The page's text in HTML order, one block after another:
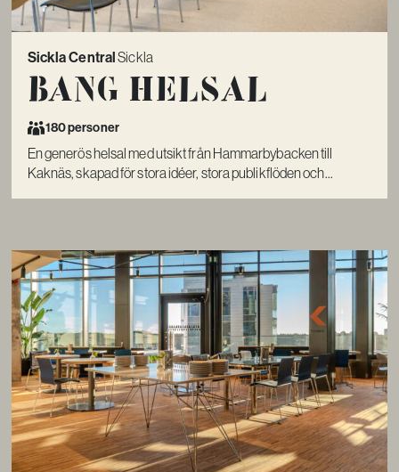
Sickla CentralSickla
Bang Helsal
180 personer
En generös helsal med utsikt från Hammarbybacken till
Kaknäs, skapad för stora idéer, stora publikflöden och...